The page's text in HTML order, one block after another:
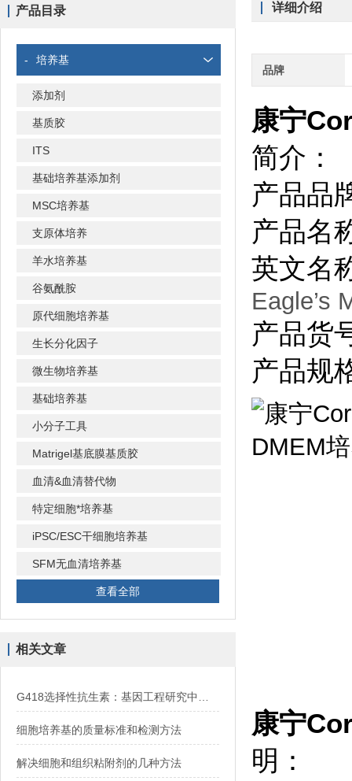
产品目录
- 培养基
添加剂
基质胶
ITS
基础培养基添加剂
MSC培养基
支原体培养
羊水培养基
谷氨酰胺
原代细胞培养基
生长分化因子
微生物培养基
基础培养基
小分子工具
Matrigel基底膜基质胶
血清&血清替代物
特定细胞*培养基
iPSC/ESC干细胞培养基
SFM无血清培养基
查看全部
相关文章
细胞培养基的质量标准和检测方法
解决细胞和组织粘附剂的几种方法
详细介绍
品牌
康宁
简介：
产品品
产品名
英文名
Eagle’s
产品货
产品规
康宁
明：